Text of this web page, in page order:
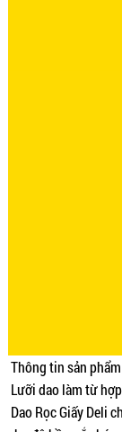
Thông tin sản phẩm
Lưỡi dao làm từ
Dao Rọc Giấy Deli